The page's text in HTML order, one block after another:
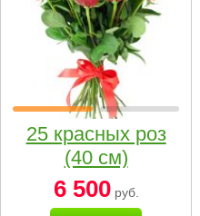
25 красных роз
(40 см)
6 500руб.